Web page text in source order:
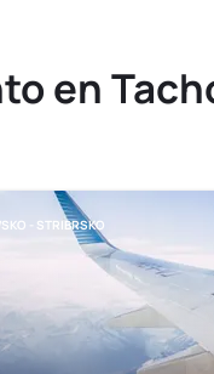
en
- STRIBRSKO